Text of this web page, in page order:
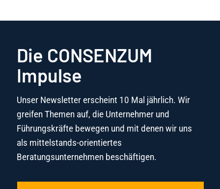
Die CONSENZUM
Impulse
Unser Newsletter erscheint 10 Mal jährlich. Wir
greifen Themen auf, die Unternehmer und
Führungskräfte bewegen und mit denen wir uns
als mittelstands-orientiertes
Beratungsunternehmen beschäftigen.